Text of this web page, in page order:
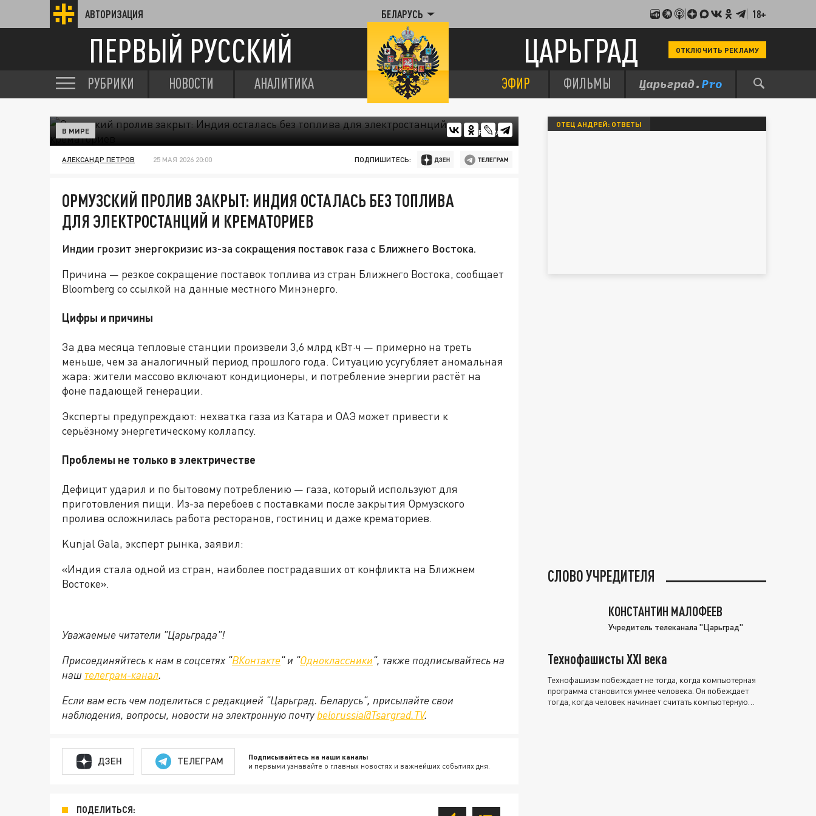
АВТОРИЗАЦИЯ БЕЛАРУСЬ 18+
ПЕРВЫЙ РУССКИЙ ЦАРЬГРАД ОТКЛЮЧИТЬ РЕКЛАМУ
РУБРИКИ НОВОСТИ АНАЛИТИКА ЭФИР ФИЛЬМЫ
ЦАРЬГРАД
В МИРЕ
АЛЕКСАНДР ПЕТРОВ 25 МАЯ 2026 20:00 ПОДПИШИТЕСЬ:
ОРМУЗСКИЙ ПРОЛИВ ЗАКРЫТ: ИНДИЯ ОСТАЛАСЬ БЕЗ ТОПЛИВА
ДЛЯ ЭЛЕКТРОСТАНЦИЙ И КРЕМАТОРИЕВ
Индии грозит энергокризис из-за сокращения поставок газа с Ближнего Востока.
Причина — резкое сокращение поставок топлива из стран Ближнего Востока, сообщает
Bloomberg со ссылкой на данные местного Минэнерго.
Цифры и причины
За два месяца тепловые станции произвели 3,6 млрд кВт·ч — примерно на треть
меньше, чем за аналогичный период прошлого года. Ситуацию усугубляет аномальная
жара: жители массово включают кондиционеры, и потребление энергии растёт на
фоне падающей генерации.
Эксперты предупреждают: нехватка газа из Катара и ОАЭ может привести к
серьёзному энергетическому коллапсу.
Проблемы не только в электричестве
Дефицит ударил и по бытовому потреблению — газа, который используют для
приготовления пищи. Из-за перебоев с поставками после закрытия Ормузского
пролива осложнилась работа ресторанов, гостиниц и даже крематориев.
Kunjal Gala, эксперт рынка, заявил:
«Индия стала одной из стран, наиболее пострадавших от конфликта на Ближнем
Востоке».
Уважаемые читатели "Царьграда"!
Присоединяйтесь к нам в соцсетях "ВКонтакте" и "Одноклассники", также подписывайтесь на
наш телеграм-канал.
Если вам есть чем поделиться с редакцией "Царьград. Беларусь", присылайте свои
наблюдения, вопросы, новости на электронную почту belorussia@Tsargrad.TV.
ДЗЕН ТЕЛЕГРАМ Подписывайтесь на наши каналы
и первыми узнавайте о главных новостях и важнейших событиях дня.
ПОДЕЛИТЬСЯ:
ОТЕЦ АНДРЕЙ: ОТВЕТЫ
СЛОВО УЧРЕДИТЕЛЯ
КОНСТАНТИН МАЛОФЕЕВ
Учредитель телеканала "Царьград"
Технофашисты XXI века
Технофашизм побеждает не тогда, когда компьютерная
программа становится умнее человека. Он побеждает
тогда, когда человек начинает считать компьютерную